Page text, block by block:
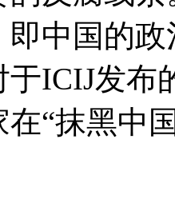
即中国的
ICIJ发布
“抹黑中